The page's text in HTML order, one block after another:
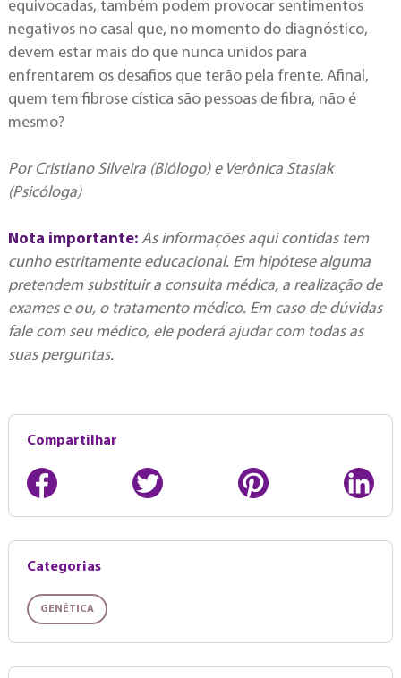
equivocadas, também podem provocar sentimentos
negativos no casal que, no momento do diagnóstico,
devem estar mais do que nunca unidos para
enfrentarem os desafios que terão pela frente. Afinal,
quem tem fibrose cística são pessoas de fibra, não é
mesmo?
Por Cristiano Silveira (Biólogo) e Verônica Stasiak
(Psicóloga)
Nota importante:As informações aqui contidas tem
cunho estritamente educacional. Em hipótese alguma
pretendem substituir a consulta médica, a realização de
exames e ou, o tratamento médico. Em caso de dúvidas
fale com seu médico, ele poderá ajudar com todas as
suas perguntas.
Compartilhar
Categorias
GENÉTICA